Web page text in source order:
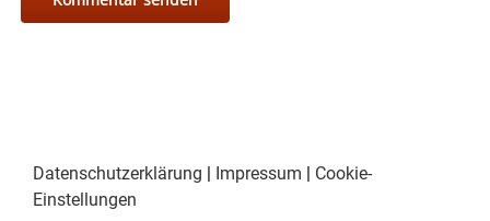
Datenschutzerklärung | Impressum | Cookie-
Einstellungen